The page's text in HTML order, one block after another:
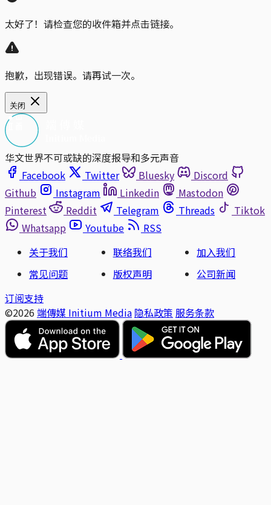
太好了！请检查您的收件箱并点击链接。
抱歉，出现错误。请再试一次。
关闭
华文世界不可或缺的深度报导和多元声音
Facebook
Twitter Bluesky
Discord
Github
Instagram Linkedin
Mastodon
Pinterest
Reddit Telegram Threads
Tiktok
Whatsapp
Youtube
RSS
关于我们
联络我们
加入我们
常见问题
版权声明
公司新闻
订阅支持
©2026 端傳媒 Initium Media 隐私政策 服务条款